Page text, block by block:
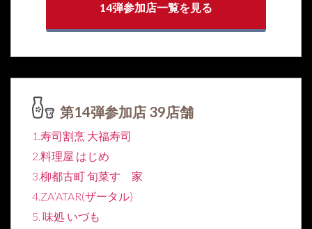
14弾参加店一覧を見る
第14弾参加店 39店舗
1.寿司割烹 大福寿司
2.料理屋 はじめ
3.柳都古町 旬菜すゞ家
4.ZA’ATAR(ザータル)
5. 味処 いづも